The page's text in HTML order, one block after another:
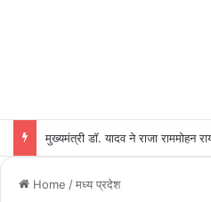
मुख्यमंत्री डॉ. यादव ने राजा राममोहन
Home /मध्य प्रदेश